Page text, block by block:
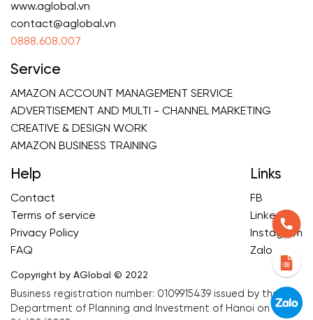
www.aglobal.vn
contact@aglobal.vn
0888.608.007
Service
AMAZON ACCOUNT MANAGEMENT SERVICE
ADVERTISEMENT AND MULTI - CHANNEL MARKETING
CREATIVE & DESIGN WORK
AMAZON BUSINESS TRAINING
Help
Contact
Terms of service
Privacy Policy
FAQ
Links
FB
Linkedin
Instagram
Zalo
Copyright by AGlobal © 2022
Business registration number: 0109915439 issued by the
Department of Planning and Investment of Hanoi on